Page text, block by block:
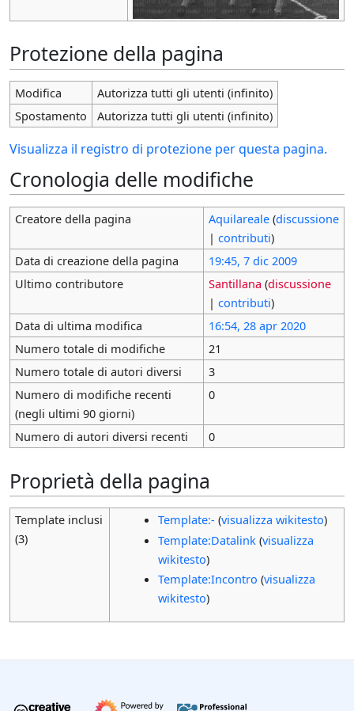
Protezione della pagina
Modifica
Autorizza tutti gli utenti (infinito)
Spostamento
Autorizza tutti gli utenti (infinito)
Visualizza il registro di protezione per questa pagina.
Cronologia delle modifiche
Creatore della pagina Aquilareale (discussione
| contributi)
Data di creazione della pagina
19:45, 7 dic 2009
Ultimo contributore
Santillana (discussione
| contributi)
Data di ultima modifica
16:54, 28 apr 2020
Numero totale di modifiche
21
Numero totale di autori diversi
3
Numero di modifiche recenti
(negli ultimi 90 giorni)
0
Numero di autori diversi recenti 0
Proprietà della pagina
Template inclusi
(3)
Template:- (visualizza wikitesto)
Template:Datalink (visualizza
wikitesto)
Template:Incontro (visualizza
wikitesto)